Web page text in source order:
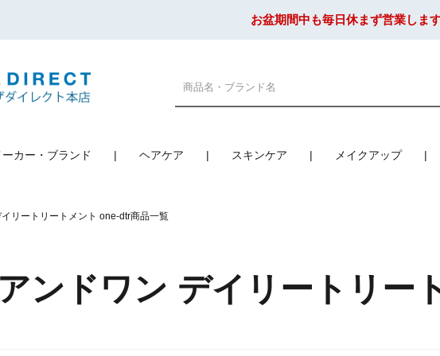
お盆期間中も毎日休まず営業しま
ーカー・ブランド ヘアケア スキンケア メイクアップ
リートリートメント one-dtr商品一覧
ンドワン デイリートリー